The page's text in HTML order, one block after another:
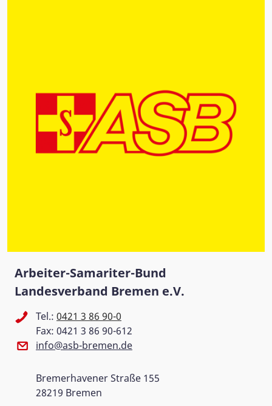
Arbeiter-Samariter-Bund
Landesverband Bremen e.V.
Tel.: 0421 3 86 90-0
Fax: 0421 3 86 90-612
info@asb-bremen.de
Bremerhavener Straße 155
28219 Bremen